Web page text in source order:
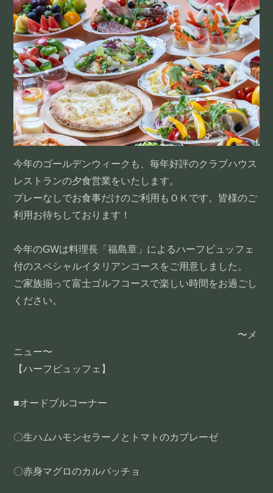
今年のゴールデンウィークも、毎年好評のクラブハウス
レストランの夕食営業をいたします。
プレーなしでお食事だけのご利用もＯＫです。皆様のご
利用お待ちしております！
今年のGWは料理長「福島章」によるハーフビュッフェ
付のスペシャルイタリアンコースをご用意しました。
ご家族揃って富士ゴルフコースで楽しい時間をお過ごし
ください。
〜メ
ニュー〜
【ハーフビュッフェ】
■オードブルコーナー
〇生ハムハモンセラーノとトマトのカプレーゼ
〇赤身マグロのカルパッチョ